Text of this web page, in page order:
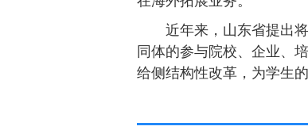
近年来，山东省提出
同体的参与院校、企业、
给侧结构性改革，为学生